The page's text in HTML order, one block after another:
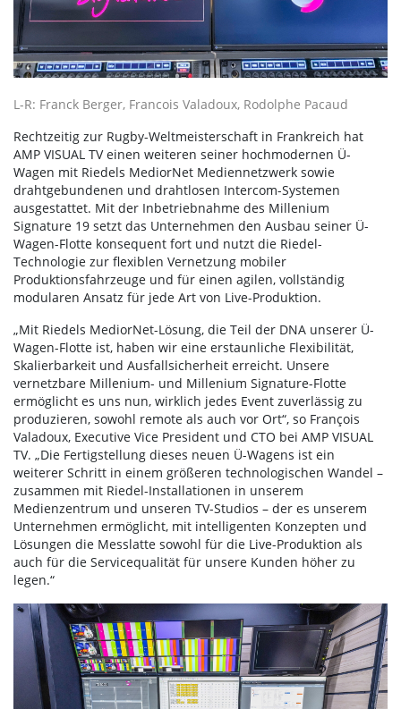
L-R: Franck Berger, Francois Valadoux, Rodolphe Pacaud
Rechtzeitig zur Rugby-Weltmeisterschaft in Frankreich hat
AMP VISUAL TV einen weiteren seiner hochmodernen Ü-
Wagen mit Riedels MediorNet Mediennetzwerk sowie
drahtgebundenen und drahtlosen Intercom-Systemen
ausgestattet. Mit der Inbetriebnahme des Millenium
Signature 19 setzt das Unternehmen den Ausbau seiner Ü-
Wagen-Flotte konsequent fort und nutzt die Riedel-
Technologie zur flexiblen Vernetzung mobiler
Produktionsfahrzeuge und für einen agilen, vollständig
modularen Ansatz für jede Art von Live-Produktion.
„Mit Riedels MediorNet-Lösung, die Teil der DNA unserer Ü-
Wagen-Flotte ist, haben wir eine erstaunliche Flexibilität,
Skalierbarkeit und Ausfallsicherheit erreicht. Unsere
vernetzbare Millenium- und Millenium Signature-Flotte
ermöglicht es uns nun, wirklich jedes Event zuverlässig zu
produzieren, sowohl remote als auch vor Ort“, so François
Valadoux, Executive Vice President und CTO bei AMP VISUAL
TV. „Die Fertigstellung dieses neuen Ü-Wagens ist ein
weiterer Schritt in einem größeren technologischen Wandel –
zusammen mit Riedel-Installationen in unserem
Medienzentrum und unseren TV-Studios – der es unserem
Unternehmen ermöglicht, mit intelligenten Konzepten und
Lösungen die Messlatte sowohl für die Live-Produktion als
auch für die Servicequalität für unsere Kunden höher zu
legen.“